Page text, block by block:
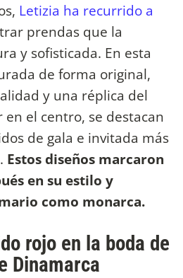
Letizia ha recurrido a
prendas que la
y sofisticada. En esta
de forma original,
y una réplica del
el centro, se destacan
de gala e invitada más
Estos diseños marcaron
en su estilo y
como monarca.
rojo en la boda de
Dinamarca